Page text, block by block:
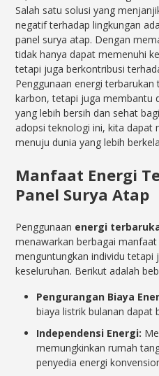
Salah satu solusi yang
negatif terhadap lingkungan
panel surya atap. Dengan
tidak hanya dapat memenuhi
tetapi juga berkontribusi
Penggunaan energi
karbon, tetapi juga membantu
yang lebih bersih dan sehat
adopsi teknologi ini, kita dapat
menuju dunia yang lebih
Manfaat Energi
Panel Surya Atap
Penggunaan energi
menawarkan berbagai
menguntungkan individu tetapi
keseluruhan. Berikut adalah
Pengurangan Biaya
biaya listrik bulanan dapat
Independensi Energi:
memungkinkan rumah
penyedia energi